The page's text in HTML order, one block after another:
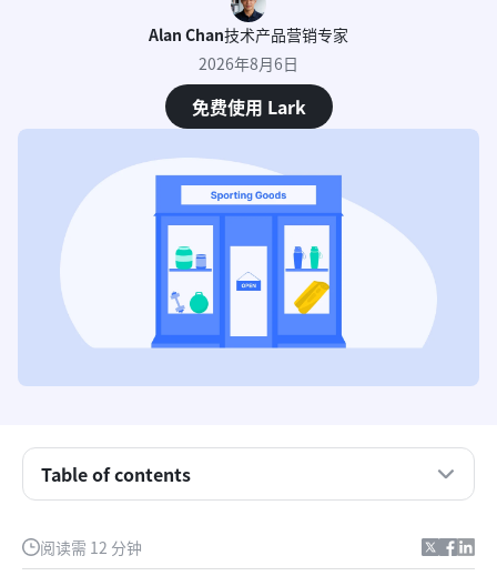
Alan Chan技术产品营销专家
2026年8月6日
免费使用 Lark
阅读需 12 分钟
Table of contents
什么是零售运营？